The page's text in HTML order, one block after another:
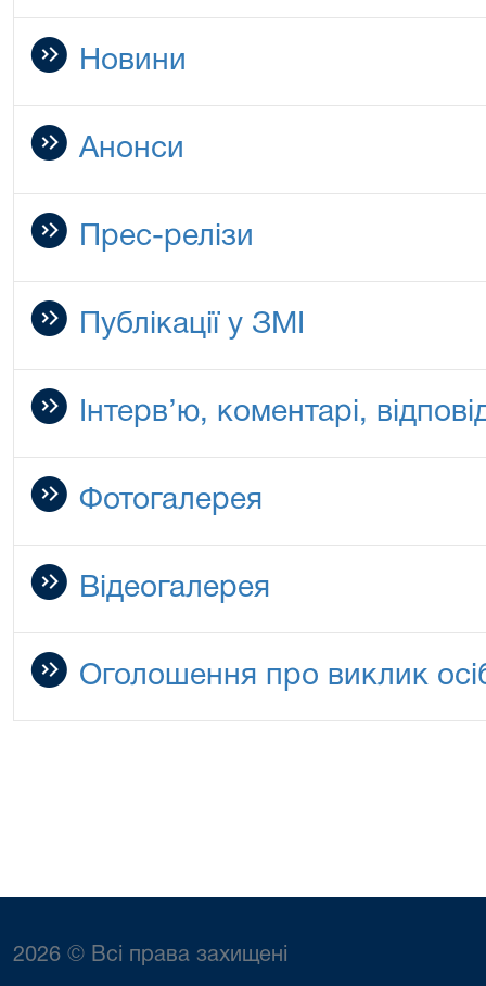
Новини
Анонси
Прес-релізи
Публікації у ЗМІ
Інтерв’ю, коментарі,
Фотогалерея
Відеогалерея
Оголошення про виклик
2026 © Всі права захищені